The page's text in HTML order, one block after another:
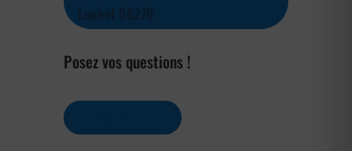
Posez vos questions !